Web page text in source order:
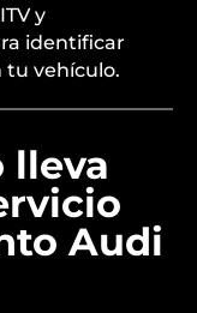
y
identificar
vehículo.
lleva
Audi